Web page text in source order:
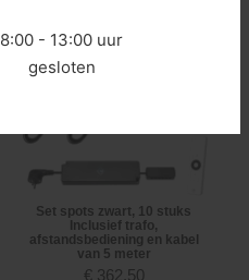
Set spots zwart, 10 stuks
Inclusief trafo,
afstandsbediening en kabel
van 5 meter
€ 362,50
8:00 - 13:00 uur
gesloten